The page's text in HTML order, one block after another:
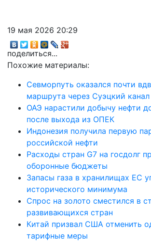
19 мая 2026 20:29
поделиться...
Похожие материалы:
Севморпуть оказался почти
маршрута через Суэцкий канал
ОАЭ нарастили добычу нефти
после выхода из ОПЕК
Индонезия получила первую
российской нефти
Расходы стран G7 на госдолг
оборонные бюджеты
Запасы газа в хранилищах ЕС
исторического минимума
Спрос на золото сместился в
развивающихся стран
Китай призвал США отменить
тарифные меры